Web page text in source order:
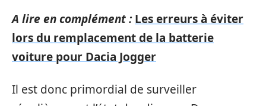
A lire en complément : Les erreurs à éviter
lors du remplacement de la batterie
voiture pour Dacia Jogger
Il est donc primordial de surveiller